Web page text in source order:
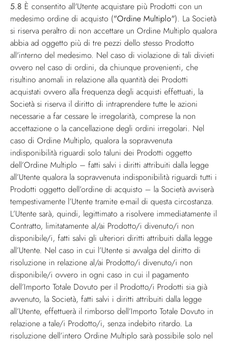
5.8 È consentito all'Utente acquistare più Prodotti con un
medesimo ordine di acquisto ("Ordine Multiplo"). La Società
si riserva peraltro di non accettare un Ordine Multiplo qualora
abbia ad oggetto più di tre pezzi dello stesso Prodotto
all'interno del medesimo. Nel caso di violazione di tali divieti
ovvero nel caso di ordini, da chiunque provenienti, che
risultino anomali in relazione alla quantità dei Prodotti
acquistati ovvero alla frequenza degli acquisti effettuati, la
Società si riserva il diritto di intraprendere tutte le azioni
necessarie a far cessare le irregolarità, comprese la non
accettazione o la cancellazione degli ordini irregolari. Nel
caso di Ordine Multiplo, qualora la sopravvenuta
indisponibilità riguardi solo taluni dei Prodotti oggetto
dell’Ordine Multiplo – fatti salvi i diritti attribuiti dalla legge
all’Utente qualora la sopravvenuta indisponibilità riguardi tutti i
Prodotti oggetto dell’ordine di acquisto – la Società avviserà
tempestivamente l’Utente tramite e-mail di questa circostanza.
L’Utente sarà, quindi, legittimato a risolvere immediatamente il
Contratto, limitatamente al/ai Prodotto/i divenuto/i non
disponibile/i, fatti salvi gli ulteriori diritti attribuiti dalla legge
all’Utente. Nel caso in cui l’Utente si avvalga del diritto di
risoluzione in relazione al/ai Prodotto/i divenuto/i non
disponibile/i ovvero in ogni caso in cui il pagamento
dell’Importo Totale Dovuto per il Prodotto/i Prodotti sia già
avvenuto, la Società, fatti salvi i diritti attribuiti dalla legge
all’Utente, effettuerà il rimborso dell’Importo Totale Dovuto in
relazione a tale/i Prodotto/i, senza indebito ritardo. La
risoluzione dell’intero Ordine Multiplo sarà possibile solo nel